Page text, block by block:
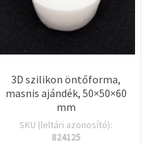
3D szilikon öntőforma,
masnis ajándék, 50×50×60
mm
SKU (leltári azonosító):
824125